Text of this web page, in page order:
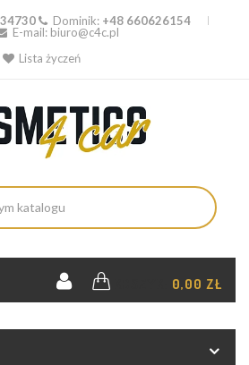
Dominik: +48 660626154
E-mail: biuro@c4c.pl
Lista życzeń
0,00 ZŁ